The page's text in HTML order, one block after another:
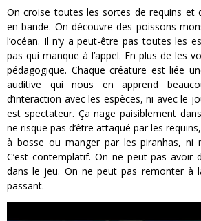
On croise toutes les sortes de requins et
en bande. On découvre des poissons
l’océan. Il n’y a peut-être pas toutes les
pas qui manque à l’appel. En plus de les
pédagogique. Chaque créature est liée
auditive qui nous en apprend
d’interaction avec les espèces, ni avec le
est spectateur. Ça nage paisiblement
ne risque pas d’être attaqué par les
à bosse ou manger par les piranhas, ni
C’est contemplatif. On ne peut pas avoir
dans le jeu. On ne peut pas remonter à
passant.